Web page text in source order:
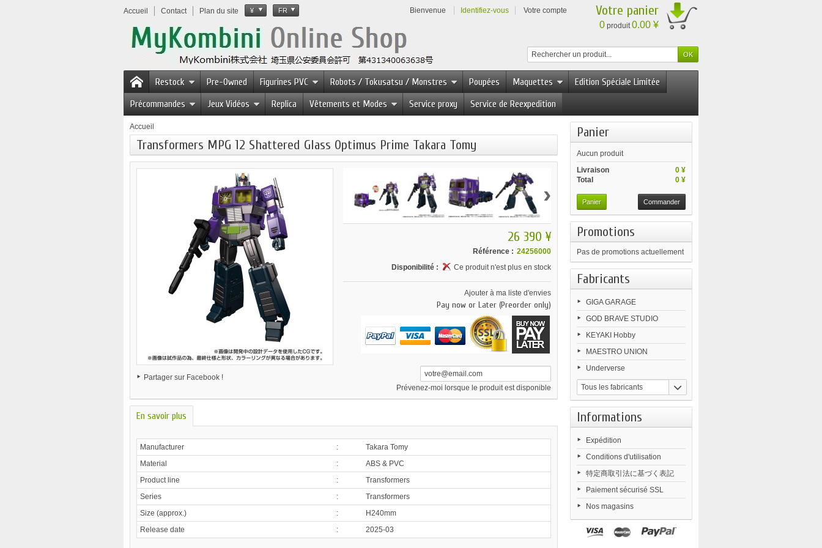
Accueil Contact Plan du site ¥ FR Bienvenue Identifiez-vous Votre compte Votre panier
0 produit0.00 ¥
Restock Pre-Owned Figurines PVC Robots / Tokusatsu / Monstres Poupées Maquettes
Edition Spéciale Limitée
Précommandes
Jeux Vidéos Replica Vêtements et Modes Service proxy Service de Reexpedition
Accueil
Transformers MPG 12 Shattered Glass Optimus Prime Takara Tomy
Partager sur Facebook !
›
26 390 ¥
Référence : 24256000
Disponibilité :
Ce produit n'est plus en stock
Ajouter à ma liste d'envies
Pay now or Later (Preorder only)
Prévenez-moi lorsque le produit est disponible
En savoir plus
Manufacturer :
Takara Tomy
Material
:
ABS & PVC
Product line
:
Transformers
Series
:
Transformers
Size (approx.)
:
H240mm
Release date
: 2025-03
Panier
Aucun produit
0 ¥
Livraison
0 ¥
Total
Panier Commander
Promotions
Pas de promotions actuellement
Fabricants
GIGA GARAGE
GOD BRAVE STUDIO
KEYAKI Hobby
MAESTRO UNION
Underverse
Tous les fabricants
Informations
Expédition
Conditions d'utilisation
特定商取引法に基づく表記
Paiement sécurisé SSL
Nos magasins